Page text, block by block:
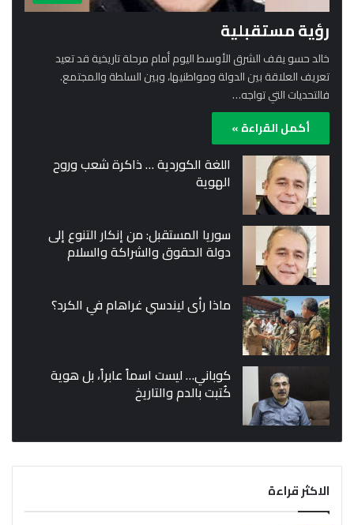
رؤية مستقبلية
خالد حسو يقف الشرق الأوسط اليوم أمام مرحلة تاريخية قد تعيد
تعريف العلاقة بين الدولة ومواطنيها، وبين السلطة والمجتمع.
فالتحديات التي تواجه…
أكمل القراءة »
اللغة الكوردية … ذاكرة شعب وروح
الهوية
سوريا المستقبل: من إنكار التنوع إلى
دولة الحقوق والشراكة والسلام
ماذا رأى ليندسي غراهام في الكرد؟
كوباني… ليست اسماً عابراً، بل هوية
كُتبت بالدم والتاريخ
الاكثر قراءة